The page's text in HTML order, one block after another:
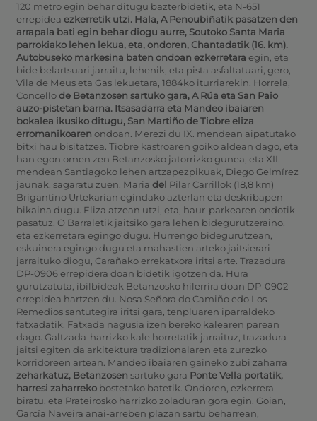
120 metro egin behar ditugu bazterbidetik, eta N-651
errepidea ezkerretik utzi. Hala,APenoubiñatik pasatzen den
arrapala bati egin behar diogu aurre, Soutoko Santa Maria
parrokiako lehen lekua, eta, ondoren, Chantadatik (16. km).
Autobuseko markesina baten ondoan ezkerretara egin, eta
bide belartsuari jarraitu, lehenik, eta pista asfaltatuari, gero,
Vila de Meus eta Gas lekuetara, 1884ko iturriarekin. Horrela,
Concellode Betanzosen sartuko gara, A Rúa eta San Paio
auzo-pistetan barna. Itsasadarra eta Mandeo ibaiaren
bokalea ikusiko ditugu, San Martiño de Tiobre eliza
erromanikoaren ondoan. Merezi du IX. mendean aipatutako
bitxi hau bisitatzea. Tiobre kastroaren goiko aldean dago, eta
han egon omen zen Betanzosko jatorrizko gunea, eta XII.
mendean Santiagoko lehen artzapezpikuak, Diego Gelmírez
jaunak, sagaratu zuen. Maria del Pilar Carrillok (18,8 km)
Brigantino Urtekarian egindako azterlan eta deskribapen
bikaina dugu. Eliza atzean utzi, eta, haur-parkearen ondotik
pasatuz, O Barraletik jaitsiko gara lehen bidegurutzeraino,
eta ezkerretara egingo dugu. Hurrengo bidegurutzean,
eskuinera egingo dugu eta mahastien arteko jaitsierari
jarraituko diogu, Carañako errekatxora iritsi arte. Trazadura
DP-0906 errepidera doan bidetik igotzen da. Hura
gurutzatuta, ibilbideak Betanzosko hilerrira doan DP-0902
errepidea hartzen du. Nosa Señora do Camiño edo Los
Remedios santutegira iritsi gara, tenpluaren iparraldeko
fatxadatik. Fatxada nagusia izen bereko kalearen parean
dago. Galtzada-harrizko kale horretatik jarraituz, trazadura
jaitsi egiten da arkitektura tradizionalaren eta zurezko
korridoreen artean. Mandeo ibaiaren gaineko zubi zaharra
zeharkatuz, Betanzosen sartuko gara Ponte Vella portatik,
harresi zaharrekobostetako batetik. Ondoren, ezkerrera
biratu, eta Prateirosko harrizko zoladuran gora egin. Goian,
García Naveira anai-arreben plazan sartu beharrean,